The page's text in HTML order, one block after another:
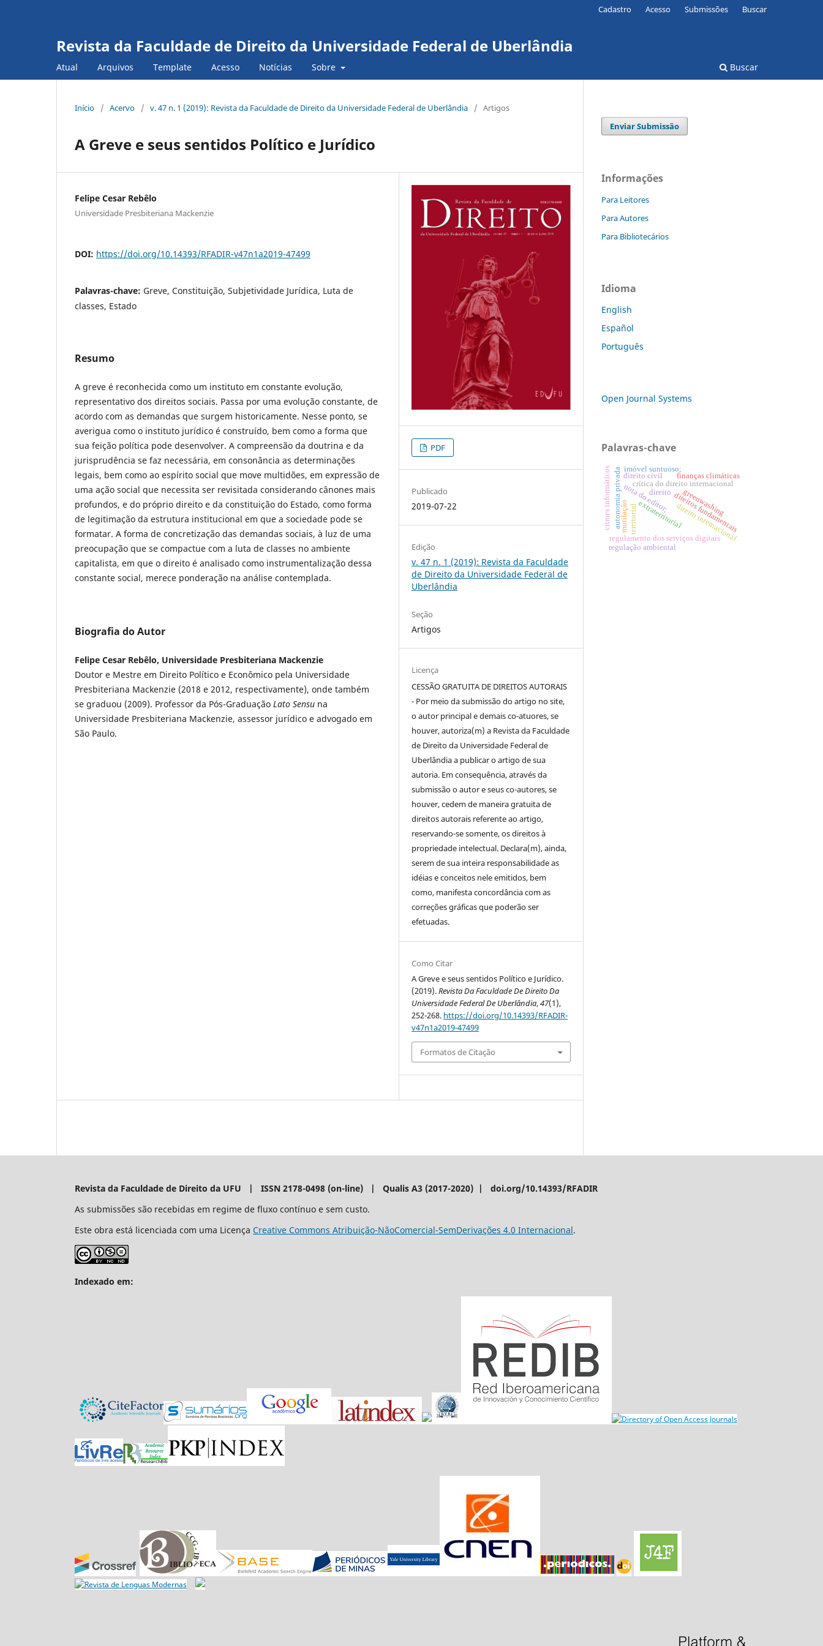
Revista da Faculdade de Direito da Universidade Federal de Uberlândia
Atual Arquivos Template Acesso Notícias Sobre Buscar
Cadastro Acesso Submissões Buscar
Início / Acervo / v. 47 n. 1 (2019): Revista da Faculdade de Direito da Universidade Federal de Uberlândia / Artigos
A Greve e seus sentidos Político e Jurídico
Felipe Cesar Rebêlo
Universidade Presbiteriana Mackenzie
DOI: https://doi.org/10.14393/RFADIR-v47n1a2019-47499
Palavras-chave: Greve, Constituição, Subjetividade Jurídica, Luta de
classes, Estado
Resumo
A greve é reconhecida como um instituto em constante evolução,
representativo dos direitos sociais. Passa por uma evolução constante, de
acordo com as demandas que surgem historicamente. Nesse ponto, se
averigua como o instituto jurídico é construído, bem como a forma que
sua feição política pode desenvolver. A compreensão da doutrina e da
jurisprudência se faz necessária, em consonância as determinações
legais, bem como ao espírito social que move multidões, em expressão de
uma ação social que necessita ser revisitada considerando cânones mais
profundos, e do próprio direito e da constituição do Estado, como forma
de legitimação da estrutura institucional em que a sociedade pode se
formatar. A forma de concretização das demandas sociais, à luz de uma
preocupação que se compactue com a luta de classes no ambiente
capitalista, em que o direito é analisado como instrumentalização dessa
constante social, merece ponderação na análise contemplada.
Biografia do Autor
Felipe Cesar Rebêlo, Universidade Presbiteriana Mackenzie
Doutor e Mestre em Direito Político e Econômico pela Universidade
Presbiteriana Mackenzie (2018 e 2012, respectivamente), onde também
se graduou (2009). Professor da Pós-Graduação Lato Sensu na
Universidade Presbiteriana Mackenzie, assessor jurídico e advogado em
São Paulo.
PDF
Publicado
2019-07-22
Edição
v. 47 n. 1 (2019): Revista da Faculdade
de Direito da Universidade Federal de
Uberlândia
Seção
Artigos
Licença
CESSÃO GRATUITA DE DIREITOS AUTORAIS
- Por meio da submissão do artigo no site,
o autor principal e demais co-atuores, se
houver, autoriza(m) a Revista da Faculdade
de Direito da Universidade Federal de
Uberlândia a publicar o artigo de sua
autoria. Em consequência, através da
submissão o autor e seus co-autores, se
houver, cedem de maneira gratuita de
direitos autorais referente ao artigo,
reservando-se somente, os direitos à
propriedade intelectual. Declara(m), ainda,
serem de sua inteira responsabilidade as
idéias e conceitos nele emitidos, bem
como, manifesta concordância com as
correções gráficas que poderão ser
efetuadas.
Como Citar
A Greve e seus sentidos Político e Jurídico.
(2019).Revista Da Faculdade De Direito Da
Universidade Federal De Uberlândia,47(1),
252-268. https://doi.org/10.14393/RFADIR-
v47n1a2019-47499
Formatos de Citação
Enviar Submissão
Informações
Para Leitores
Para Autores
Para Bibliotecários
Idioma
English
Español
Português
Open Journal Systems
Palavras-chave
direito
direito internacional
crítica do direito internacional
nota do editor;
regulamento dos serviços digitais
territorialextraterritorial
autonomia privada direitos fundamentais
crimes informáticos greenwashing
finanças climáticas
regulação ambiental
imóvel suntuoso;
direito civil
mutilação
Revista da Faculdade de Direito da UFU | ISSN 2178-0498 (on-line) | Qualis A3 (2017-2020) | doi.org/10.14393/RFADIR
As submissões são recebidas em regime de fluxo contínuo e sem custo.
Este obra está licenciada com uma Licença Creative Commons Atribuição-NãoComercial-SemDerivações 4.0 Internacional.
Indexado em: